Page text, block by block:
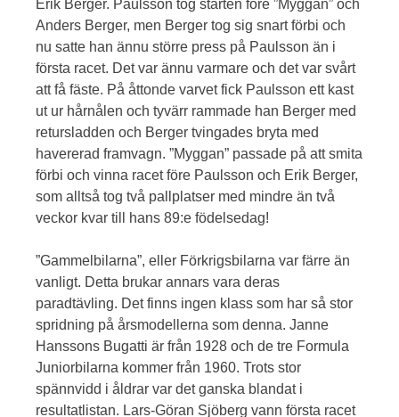
Erik Berger. Paulsson tog starten före ”Myggan” och
Anders Berger, men Berger tog sig snart förbi och
nu satte han ännu större press på Paulsson än i
första racet. Det var ännu varmare och det var svårt
att få fäste. På åttonde varvet fick Paulsson ett kast
ut ur hårnålen och tyvärr rammade han Berger med
retursladden och Berger tvingades bryta med
havererad framvagn. ”Myggan” passade på att smita
förbi och vinna racet före Paulsson och Erik Berger,
som alltså tog två pallplatser med mindre än två
veckor kvar till hans 89:e födelsedag!
”Gammelbilarna”, eller Förkrigsbilarna var färre än
vanligt. Detta brukar annars vara deras
paradtävling. Det finns ingen klass som har så stor
spridning på årsmodellerna som denna. Janne
Hanssons Bugatti är från 1928 och de tre Formula
Juniorbilarna kommer från 1960. Trots stor
spännvidd i åldrar var det ganska blandat i
resultatlistan. Lars-Göran Sjöberg vann första racet